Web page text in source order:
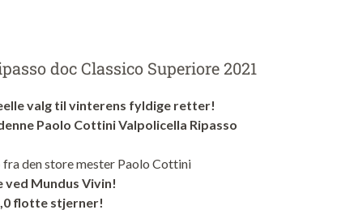
doc Classico Superiore 2021
valg til vinterens fyldige retter!
Paolo Cottini Valpolicella Ripasso
fra den store mester Paolo Cottini
ved Mundus Vivin!
flotte stjerner!